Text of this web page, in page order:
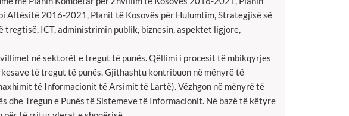
2016-2021, Planit të Kosovës për Hulumtim, Strategjisë së
ICT, administrimin publik, biznesin, aspektet ligjore,
në sektorët e tregut të punës. Qëllimi i procesit të mbikqyrjes
të tregut të punës. Gjithashtu kontribuon në mënyrë të
të Informacionit të Arsimit të Lartë). Vëzhgon në mënyrë të
dhe Tregun e Punës të Sistemeve të Informacionit. Në bazë të këtyre